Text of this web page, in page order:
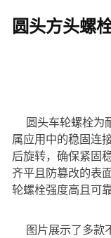
圆头方头螺
圆头车轮螺栓为
属应用中的稳固连
后旋转，确保紧固
齐平且防篡改的表
轮螺栓强度高且可靠
图片展示了多款